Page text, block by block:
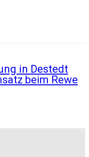
in Destedt
beim Rewe